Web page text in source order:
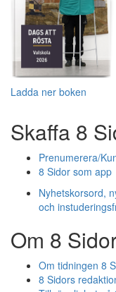
Ladda ner boken
Skaffa 8
Prenumerera/
8 Sidor som app
Nyhetskorsord,
och
Om 8
Om tidningen 8
8 Sidors